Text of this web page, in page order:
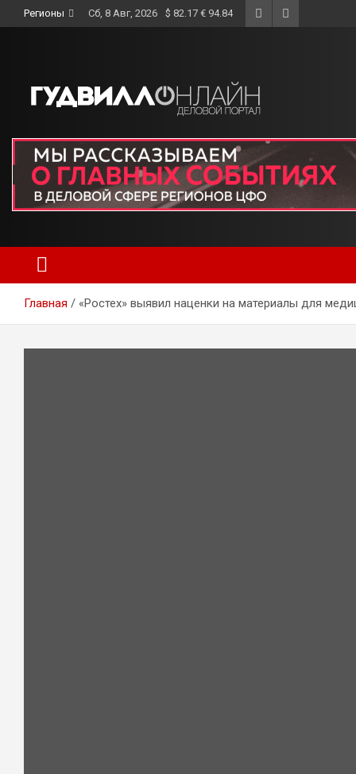
to
Регионы Сб, 8 Авг, 2026 $ 82.17 € 94.84
Главная «Ростех» выявил наценки на материалы для